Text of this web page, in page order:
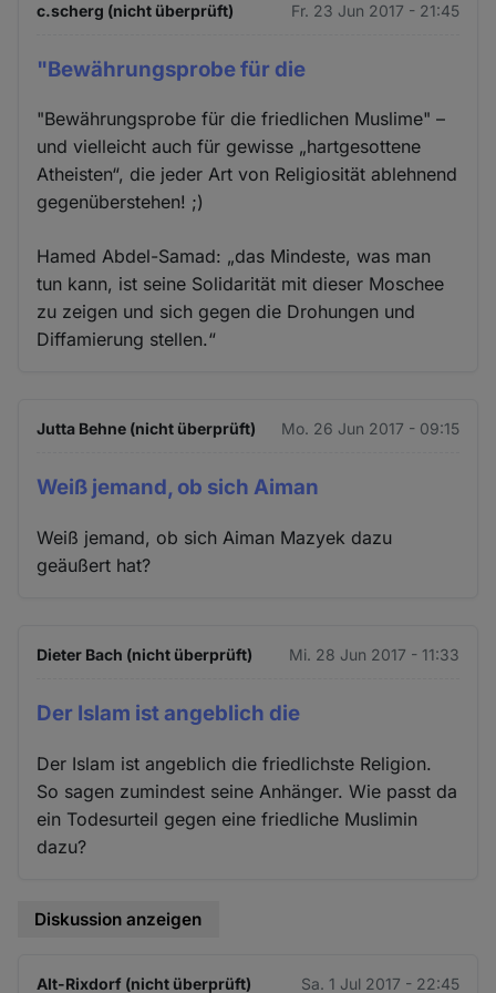
c.scherg (nicht überprüft) Fr. 23 Jun 2017 - 21:45
"Bewährungsprobe für die
"Bewährungsprobe für die friedlichen Muslime" –
und vielleicht auch für gewisse „hartgesottene
Atheisten“, die jeder Art von Religiosität ablehnend
gegenüberstehen! ;)
Hamed Abdel-Samad: „das Mindeste, was man
tun kann, ist seine Solidarität mit dieser Moschee
zu zeigen und sich gegen die Drohungen und
Diffamierung stellen.“
Jutta Behne (nicht überprüft) Mo. 26 Jun 2017 - 09:15
Weiß jemand, ob sich Aiman
Weiß jemand, ob sich Aiman Mazyek dazu
geäußert hat?
Dieter Bach (nicht überprüft) Mi. 28 Jun 2017 - 11:33
Der Islam ist angeblich die
Der Islam ist angeblich die friedlichste Religion.
So sagen zumindest seine Anhänger. Wie passt da
ein Todesurteil gegen eine friedliche Muslimin
dazu?
Diskussion anzeigen
Alt-Rixdorf (nicht überprüft) Sa. 1 Jul 2017 - 22:45